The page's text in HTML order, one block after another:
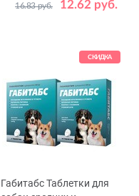
12.62 руб.
16.83 руб.
Объем,
10 100
СКИДКА
Габитабс Таблетки для